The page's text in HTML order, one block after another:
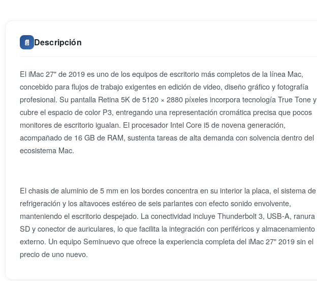
📄 Descripción
El iMac 27" de 2019 es uno de los equipos de escritorio más completos de la línea Mac,
concebido para flujos de trabajo exigentes en edición de video, diseño gráfico y fotografía
profesional. Su pantalla Retina 5K de 5120 × 2880 píxeles incorpora tecnología True Tone y
cubre el espacio de color P3, entregando una representación cromática precisa que pocos
monitores de escritorio igualan. El procesador Intel Core i5 de novena generación,
acompañado de 16 GB de RAM, sustenta tareas de alta demanda con solvencia dentro del
ecosistema Mac.
El chasis de aluminio de 5 mm en los bordes concentra en su interior la placa, el sistema de
refrigeración y los altavoces estéreo de seis parlantes con efecto sonido envolvente,
manteniendo el escritorio despejado. La conectividad incluye Thunderbolt 3, USB-A, ranura
SD y conector de auriculares, lo que facilita la integración con periféricos y almacenamiento
externo. Un equipo Seminuevo que ofrece la experiencia completa del iMac 27" 2019 sin el
precio de uno nuevo.